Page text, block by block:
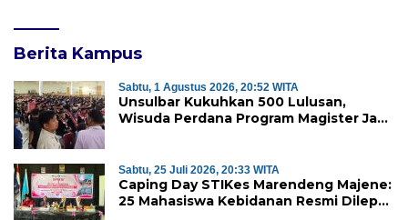
Berita Kampus
Sabtu, 1 Agustus 2026, 20:52 WITA
Unsulbar Kukuhkan 500 Lulusan,
Wisuda Perdana Program Magister Jadi
Sabtu, 25 Juli 2026, 20:33 WITA
Caping Day STIKes Marendeng Majene:
25 Mahasiswa Kebidanan Resmi Dilepas